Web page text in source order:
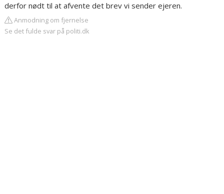
derfor nødt til at afvente det brev vi sender ejeren.
Anmodning om fjernelse
Se det fulde svar på politi.dk